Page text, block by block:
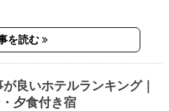
を読む
良いホテルランキング｜
夕食付き宿